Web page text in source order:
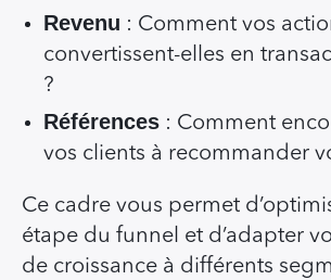
Revenu : Comment vos
convertissent-elles en
?
Références : Comment
vos clients à recommander
Ce cadre vous permet
étape du funnel et d’adapter
de croissance à différents